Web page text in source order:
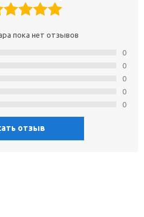
пока нет отзывов
0
0
0
0
0
отзыв